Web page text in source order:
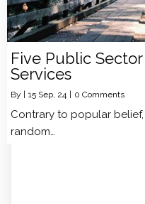
Five Public
Services
By | 15 Sep, 24 | 0 Comments
Contrary to popular
random…